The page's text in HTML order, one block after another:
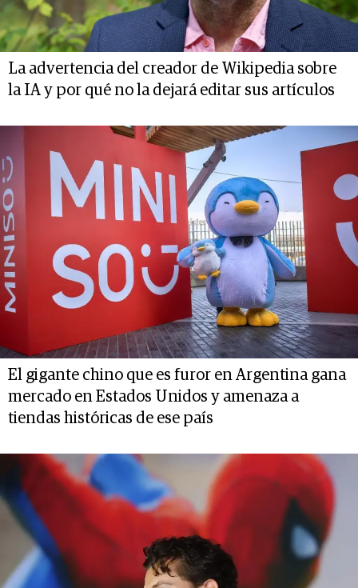
La advertencia del creador de Wikipedia sobre
la IA y por qué no la dejará editar sus artículos
El gigante chino que es furor en Argentina gana
mercado en Estados Unidos y amenaza a
tiendas históricas de ese país